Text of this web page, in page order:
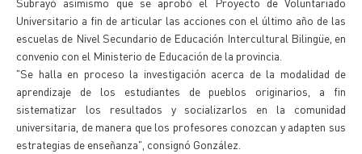
Universitario a fin de articular las acciones con el último año de las
escuelas de Nivel Secundario de Educación Intercultural Bilingüe, en
convenio con el Ministerio de Educación de la provincia.
"Se halla en proceso la investigación acerca de la modalidad de
aprendizaje de los estudiantes de pueblos originarios, a fin
sistematizar los resultados y socializarlos en la comunidad
universitaria, de manera que los profesores conozcan y adapten sus
estrategias de enseñanza", consignó González.